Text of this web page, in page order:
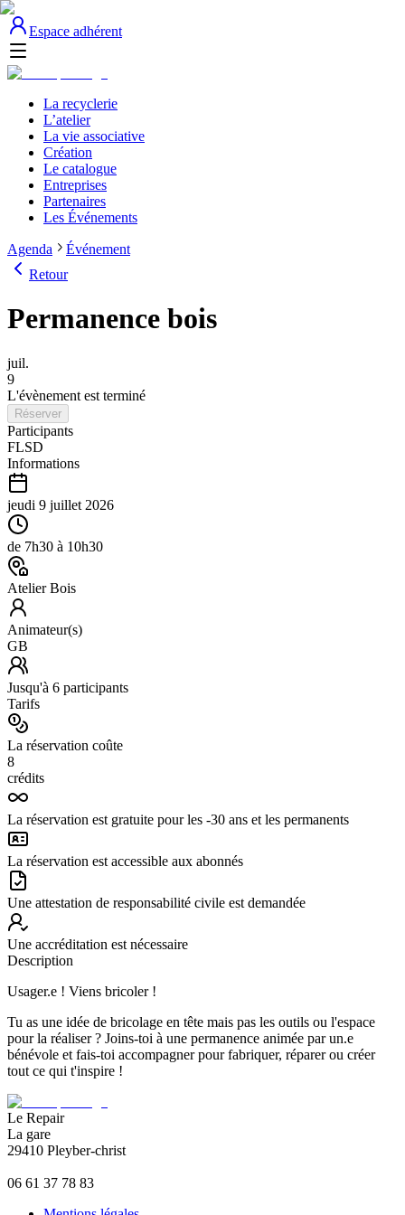
Espace adhérent
La recyclerie
L’atelier
La vie associative
Création
Le catalogue
Entreprises
Partenaires
Les Événements
Agenda
Événement
Retour
Permanence bois
juil.
9
L'évènement est terminé
Réserver
Participants
FLSD
Informations
jeudi 9 juillet 2026
de 7h30 à 10h30
Atelier Bois
Animateur(s)
GB
Jusqu'à 6 participants
Tarifs
La réservation coûte
8
crédits
La réservation est gratuite pour les -30 ans et les permanents
La réservation est accessible aux abonnés
Une attestation de responsabilité civile est demandée
Une accréditation est nécessaire
Description
Usager.e ! Viens bricoler !
Tu as une idée de bricolage en tête mais pas les outils ou l'espace
pour la réaliser ? Joins-toi à une permanence animée par un.e
bénévole et fais-toi accompagner pour fabriquer, réparer ou créer
tout ce qui t'inspire !
Le Repair
La gare
29410 Pleyber-christ
06 61 37 78 83